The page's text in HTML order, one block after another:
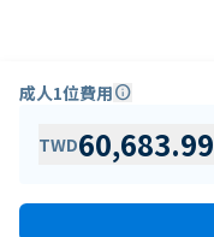
成人1位費用info
TWD60,683.99